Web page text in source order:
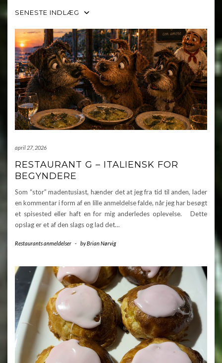
SENESTE INDLÆG
april 27, 2026
RESTAURANT G – ITALIENSK FOR
BEGYNDERE
Som “stor” madentusiast, hænder det at jeg fra tid til anden, lader
en kommentar i form af en lille anmeldelse falde, når jeg har besøgt
et spisested eller haft en for mig anderledes oplevelse. Dette
opslag er et af den slags og lad det…
Restaurants anmeldelser - byBrian Nørvig